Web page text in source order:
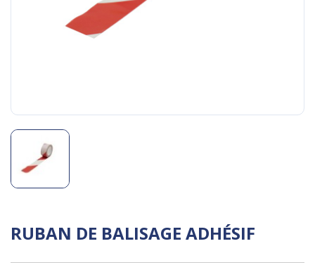
RUBAN DE BALISAGE ADHÉSIF